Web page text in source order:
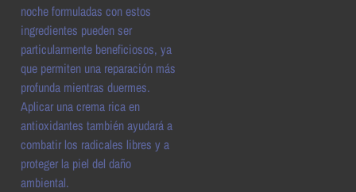
noche formuladas con estos
ingredientes pueden ser
particularmente beneficiosos, ya
que permiten una reparación más
profunda mientras duermes.
Aplicar una crema rica en
antioxidantes también ayudará a
combatir los radicales libres y a
proteger la piel del daño
ambiental.